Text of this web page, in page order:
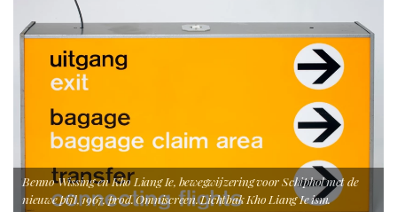
Benno Wissing en Kho Liang Ie, bewegwijzering voor Schiphol met de
nieuwe pijl, 1967, prod. Omniscreen. Lichtbak Kho Liang Ie ism.